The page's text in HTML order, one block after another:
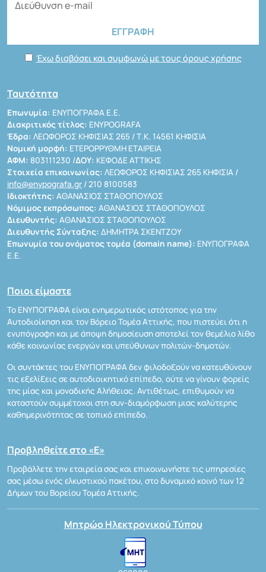
Έχω διαβάσει και συμφωνώ με τους όρους χρήσης
Ταυτότητα
Επωνυμία: ΕΝΥΠΟΓΡΑΦΑ Ε.Ε.
Διακριτικός τίτλος: ENYPOGRAFA
Έδρα: ΛΕΩΦΟΡΟΣ ΚΗΦΙΣΙΑΣ 265 / Τ.Κ. 14561 ΚΗΦΙΣΙΑ
Νομική μορφή: ΕΤΕΡΟΡΡΥΘΜΗ ΕΤΑΙΡΕΙΑ
ΑΦΜ: 803111230 /ΔΟΥ: ΚΕΦΟΔΕ ΑΤΤΙΚΗΣ
Στοιχεία επικοινωνίας: ΛΕΩΦΟΡΟΣ ΚΗΦΙΣΙΑΣ 265 ΚΗΦΙΣΙΑ /
info@enypografa.gr / 210 8100583
Ιδιοκτήτης: ΑΘΑΝΑΣΙΟΣ ΣΤΑΘΟΠΟΥΛΟΣ
Νόμιμος εκπρόσωπος: ΑΘΑΝΑΣΙΟΣ ΣΤΑΘΟΠΟΥΛΟΣ
Διευθυντής: ΑΘΑΝΑΣΙΟΣ ΣΤΑΘΟΠΟΥΛΟΣ
Διευθυντής Σύνταξης: ΔΗΜΗΤΡΑ ΣΚΕΝΤΖΟΥ
Επωνυμία του ονόματος τομέα (domain name): ΕΝΥΠΟΓΡΑΦΑ
Ε.Ε.
Ποιοι είμαστε
Το ΕΝΥΠΟΓΡΑΦΑ είναι ενημερωτικός ιστότοπος για την
Αυτοδιοίκηση και τον Βόρειο Τομέα Αττικής, που πιστεύει ότι η
ενυπόγραφη και με άποψη δημοσίευση αποτελεί τον θεμέλιο λίθο
κάθε κοινωνίας ενεργών και υπεύθυνων πολιτών-δημοτών.
Οι συντάκτες του ΕΝΥΠΟΓΡΑΦΑ δεν φιλοδοξούν να κατευθύνουν
τις εξελίξεις σε αυτοδιοικητικό επίπεδο, ούτε να γίνουν φορείς
της μίας και μοναδικής Αλήθειας. Αντιθέτως, επιθυμούν να
καταστούν συμμέτοχοι στη συν-διαμόρφωση μιας καλύτερης
καθημερινότητας σε τοπικό επίπεδο.
Προβληθείτε στο «Ε»
Προβάλλετε την εταιρεία σας και επικοινωνήστε τις υπηρεσίες
σας μέσω ενός ελκυστικού πακέτου, στο δυναμικό κοινό των 12
Δήμων του Βορείου Τομέα Αττικής.
Μητρώο Ηλεκτρονικού Τύπου